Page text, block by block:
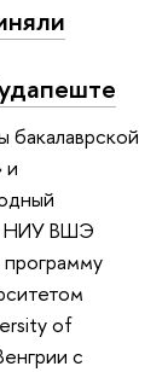
бакалаврской
и
НИУ ВШЭ
of
с